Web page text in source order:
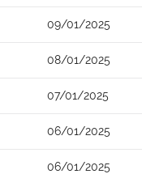
09/01/2025
08/01/2025
07/01/2025
06/01/2025
06/01/2025